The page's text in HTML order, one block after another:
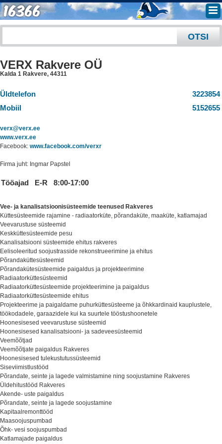
VERX Rakvere OÜ
Kalda 1 Rakvere, 44311
Üldtelefon
3223854
Mobiil
5152655
verx@verx.ee
www.verx.ee
Facebook: www.facebook.com/verxr
Firma juht: Ingmar Papstel
Tööajad E-R 8:00-17:00
Vee- ja kanalisatsioonisüsteemide teenused Rakveres
Küttesüsteemide rajamine - radiaatorküte, põrandaküte, maaküte, katlamajad
Veevarustuse süsteemid
Keskküttesüsteemide pesu
Kanalisatsiooni süsteemide ehitus rakveres
Eelisoleeritud soojustrasside rekonstrueerimine ja ehitus
Põrandaküttesüsteemid
Põrandakütesüsteemide paigaldus ja projekteerimine
Radiaatorküttesüsteemid
Radiaatorküttesüsteemide projekteerimine ja paigaldus
Radiaatorküttesüsteemide ehitus
Projekteerime ja paigaldame puhurküttesüsteeme ja õhkkardinaid kauplustele,
töökodadele, garaazidele kui ka suurtele tööstushoonetele
Hoonesisesed veevarustuse süsteemid
Hoonesisesed kanalisatsiooni- ja sadeveesüsteemid
Veemõõtjad
Veemõõtjate paigaldus Rakveres
Hoonesisesed tulekustutussüsteemid
Siseviimistlustööd
Põrandate, seinte ja lagede valmistamine ning soojustamine Rakveres
Üldehitustööd Rakveres
Akende- uste paigaldus
Põrandate, seinte ja lagede soojustamine
Kapitaalremonttööd
Maasoojuspumbad
Õhk- vesi soojuspumbad
Katlamajade paigaldus